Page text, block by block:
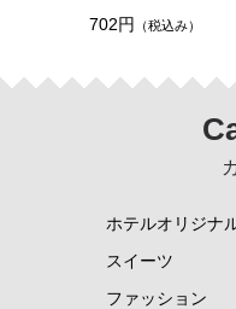
702円 （税込み）
ホテルオリジナ
スイーツ
ファッション